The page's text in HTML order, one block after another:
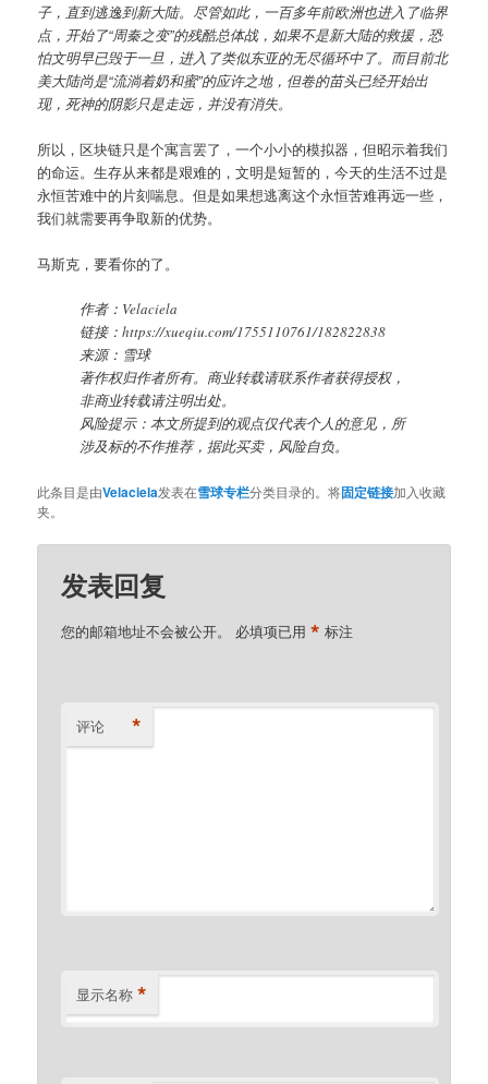
子，直到逃逸到新大陆。尽管如此，一百多年前欧洲也进入了临界
点，开始了“周秦之变”的残酷总体战，如果不是新大陆的救援，恐
怕文明早已毁于一旦，进入了类似东亚的无尽循环中了。而目前北
美大陆尚是“流淌着奶和蜜”的应许之地，但卷的苗头已经开始出
现，死神的阴影只是走远，并没有消失。
所以，区块链只是个寓言罢了，一个小小的模拟器，但昭示着我们
的命运。生存从来都是艰难的，文明是短暂的，今天的生活不过是
永恒苦难中的片刻喘息。但是如果想逃离这个永恒苦难再远一些，
我们就需要再争取新的优势。
马斯克，要看你的了。
作者：Velaciela
链接：https://xueqiu.com/1755110761/182822838
来源：雪球
著作权归作者所有。商业转载请联系作者获得授权，
非商业转载请注明出处。
风险提示：本文所提到的观点仅代表个人的意见，所
涉及标的不作推荐，据此买卖，风险自负。
此条目是由Velaciela发表在雪球专栏分类目录的。将固定链接加入收藏
夹。
发表回复
您的邮箱地址不会被公开。 必填项已用* 标注
评论 *
显示名称 *